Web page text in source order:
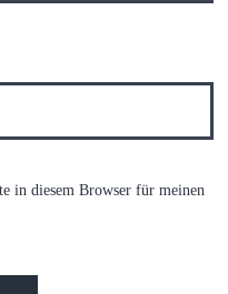
in diesem Browser für meinen